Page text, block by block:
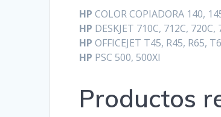
HP COLOR COPIADORA 140,
HP DESKJET 710C, 712C,
HP OFFICEJET T45, R45, R65,
HP PSC 500, 500XI
Productos